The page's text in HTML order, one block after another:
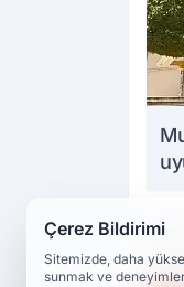
Çerez Bildirimi
Sitemizde, daha
sunmak ve